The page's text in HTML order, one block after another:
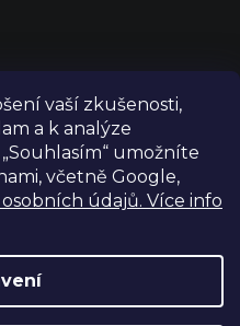
vaší zkušenosti,
a k analýze
umožníte
včetně Google,
údajů. Více info
. Všechna práva vyhrazena.
cookies